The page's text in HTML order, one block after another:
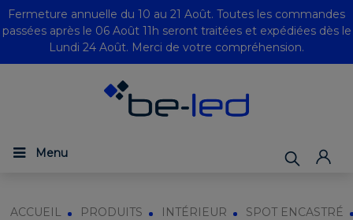
Fermeture annuelle du 10 au 21 Août. Toutes les commandes
passées après le 06 Août 11h seront traitées et expédiées dès le
Lundi 24 Août. Merci de votre compréhension.
Menu
ACCUEIL PRODUITS INTÉRIEUR
SPOT ENCASTRÉ